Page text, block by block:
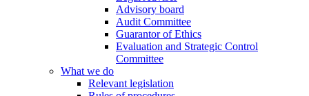
Advisory board
Audit Committee
Guarantor of Ethics
Evaluation and Strategic Control
Committee
What we do
Relevant legislation